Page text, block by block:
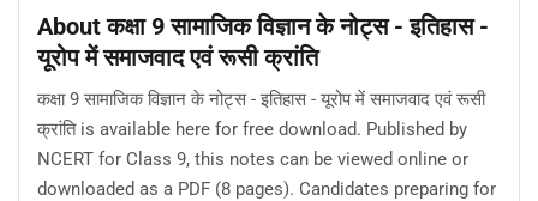
About कक्षा 9 सामाजिक विज्ञान के नोट्स - इतिहास -
यूरोप में समाजवाद एवं रूसी क्रांति
कक्षा 9 सामाजिक विज्ञान के नोट्स - इतिहास - यूरोप में समाजवाद एवं रूसी
क्रांति is available here for free download. Published by
NCERT for Class 9, this notes can be viewed online or
downloaded as a PDF (8 pages). Candidates preparing for